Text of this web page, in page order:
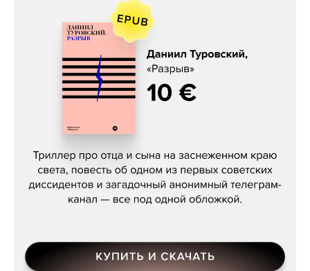
Даниил Туровский, «Разрыв»